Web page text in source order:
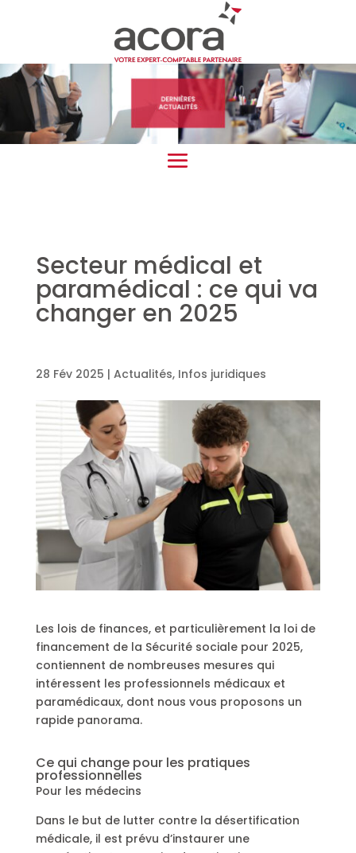
Secteur médical et
paramédical : ce qui va
changer en 2025
28 Fév 2025 | Actualités, Infos juridiques
Les lois de finances, et particulièrement la loi de
financement de la Sécurité sociale pour 2025,
contiennent de nombreuses mesures qui
intéressent les professionnels médicaux et
paramédicaux, dont nous vous proposons un
rapide panorama.
Ce qui change pour les pratiques
professionnelles
Pour les médecins
Dans le but de lutter contre la désertification
médicale, il est prévu d’instaurer une